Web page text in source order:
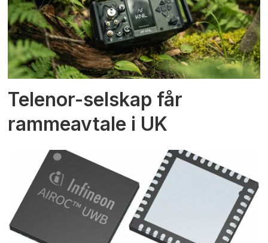
Telenor-selskap får
rammeavtale i UK